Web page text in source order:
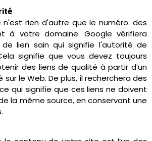
rien d'autre que le numéro. des
à votre domaine. Google vérifiera
lien sain qui signifie l'autorité de
signifie que vous devez toujours
des liens de qualité à partir d’un
le Web. De plus, il recherchera des
qui signifie que ces liens ne doivent
la même source, en conservant une